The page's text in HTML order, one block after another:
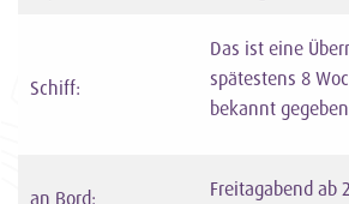
Schiff:
Das ist eine
spätestens 8
bekannt
an Bord: Freitagabend ab